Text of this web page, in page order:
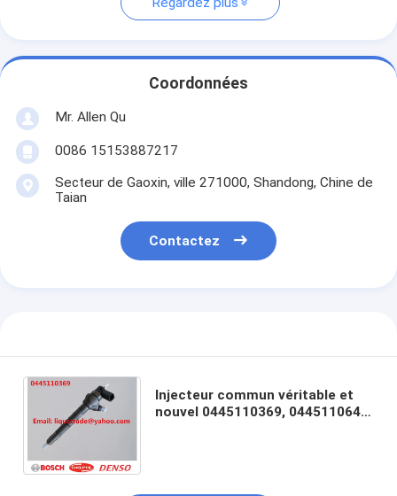
Coordonnées
Mr. Allen Qu
0086 15153887217
Secteur de Gaoxin, ville 271000, Shandong, Chine de
Taian
Contactez
Injecteur commun véritable et
nouvel 0445110369, 0445110647